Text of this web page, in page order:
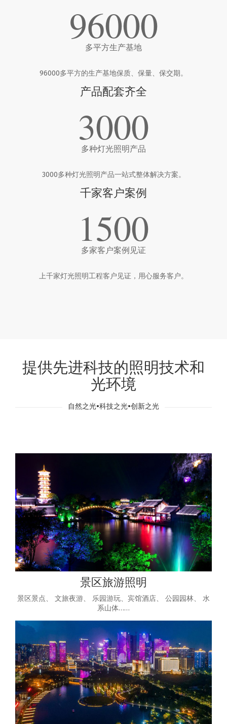
96000
多平方生产基地
96000多平方的生产基地保质、保量、保交期。
产品配套齐全
3000
多种灯光照明产品
3000多种灯光照明产品一站式整体解决方案。
千家客户案例
1500
多家客户案例见证
上千家灯光照明工程客户见证，用心服务客户。
提供先进科技的照明技术和
光环境
自然之光•科技之光•创新之光
景区旅游照明
景区景点、 文旅夜游、 乐园游玩、宾馆酒店、 公园园林、 水
系山体……